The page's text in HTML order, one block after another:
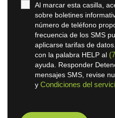
Al marcar esta casilla,
sobre boletines
número de teléfono
frecuencia de los SMS
aplicarse tarifas de
con la palabra HELP al
ayuda. Responder
mensajes SMS, revise
y Condiciones del